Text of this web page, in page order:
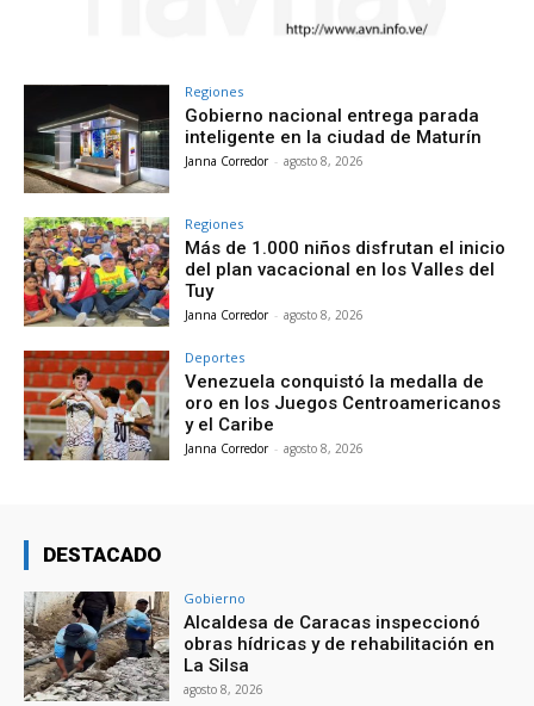
Regiones
Gobierno nacional entrega parada
inteligente en la ciudad de Maturín
Janna Corredor - agosto 8, 2026
Regiones
Más de 1.000 niños disfrutan el inicio
del plan vacacional en los Valles del
Tuy
Janna Corredor - agosto 8, 2026
Deportes
Venezuela conquistó la medalla de
oro en los Juegos Centroamericanos
y el Caribe
Janna Corredor - agosto 8, 2026
DESTACADO
Gobierno
Alcaldesa de Caracas inspeccionó
obras hídricas y de rehabilitación en
La Silsa
agosto 8, 2026